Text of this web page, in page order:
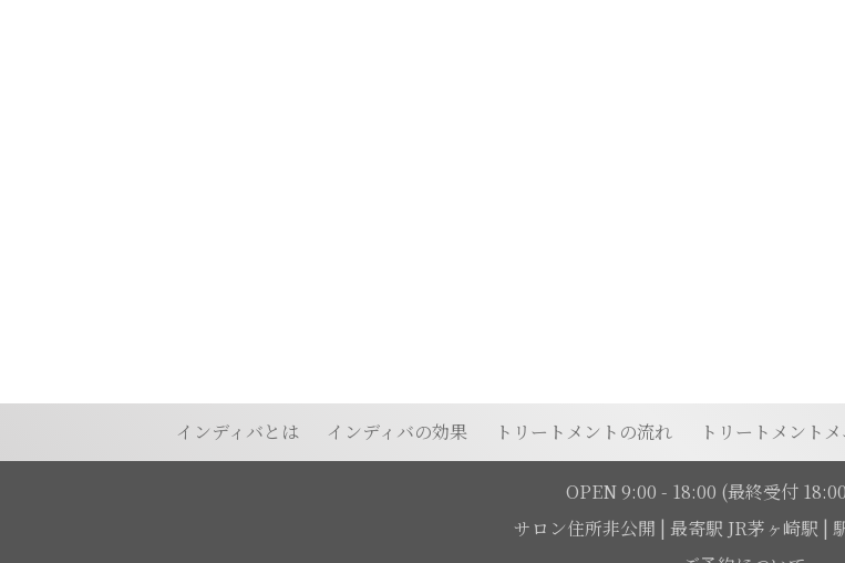
インディバとは インディバの効果 トリートメントの流れ トリートメント
OPEN 9:00 - 18:00 (最終受付
サロン住所非公開 | 最寄駅 JR茅ヶ崎駅 |